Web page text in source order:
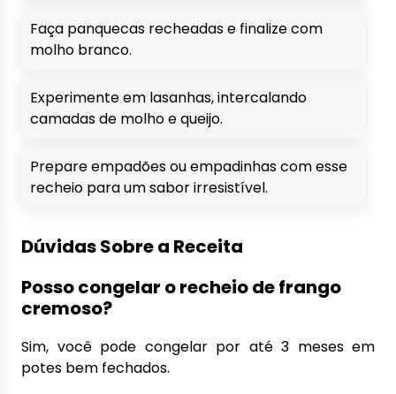
Faça panquecas recheadas e finalize com
molho branco.
Experimente em lasanhas, intercalando
camadas de molho e queijo.
Prepare empadões ou empadinhas com esse
recheio para um sabor irresistível.
Dúvidas Sobre a Receita
Posso congelar o recheio de frango
cremoso?
Sim, você pode congelar por até 3 meses em
potes bem fechados.